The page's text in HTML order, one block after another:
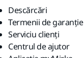
Descărcări
Termenii de garanție
Serviciu clienți
Centrul de ajutor